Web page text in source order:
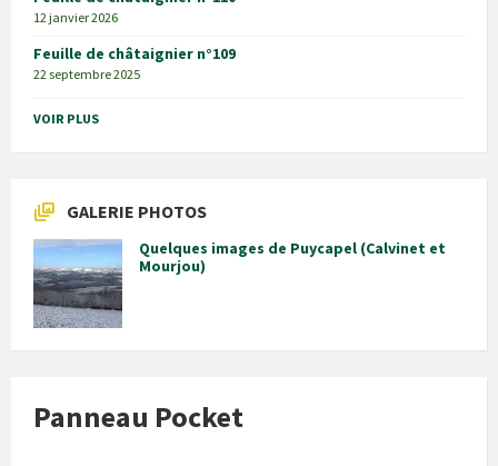
12 janvier 2026
Feuille de châtaignier n°109
22 septembre 2025
VOIR PLUS
GALERIE PHOTOS
Quelques images de Puycapel (Calvinet et
Mourjou)
Panneau Pocket